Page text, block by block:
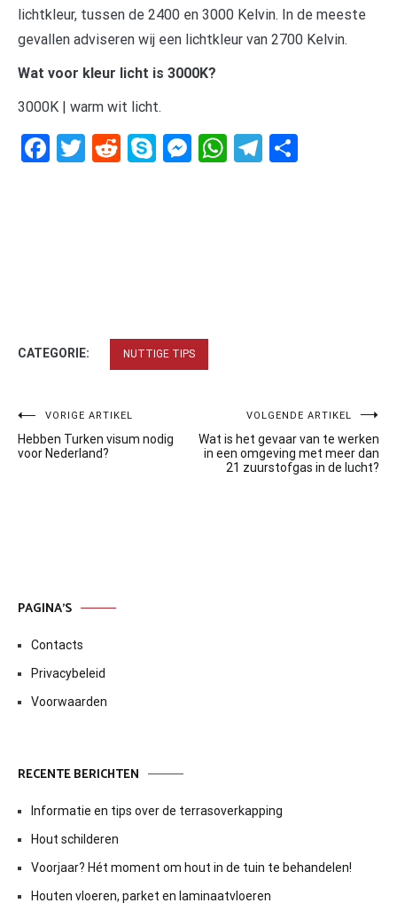
lichtkleur, tussen de 2400 en 3000 Kelvin. In de meeste
gevallen adviseren wij een lichtkleur van 2700 Kelvin.
Wat voor kleur licht is 3000K?
3000K | warm wit licht.
Facebook
Twitter
RedditSkypeMessenger
WhatsApp
Telegram
CATEGORIE: NUTTIGE TIPS
Bericht
navigatie
VORIGE ARTIKEL
Hebben Turken visum nodig
voor Nederland?
VOLGENDE ARTIKEL
Wat is het gevaar van te werken
in een omgeving met meer dan
21 zuurstofgas in de lucht?
PAGINA’S
Contacts
Privacybeleid
Voorwaarden
RECENTE BERICHTEN
Informatie en tips over de terrasoverkapping
Hout schilderen
Voorjaar? Hét moment om hout in de tuin te behandelen!
Houten vloeren, parket en laminaatvloeren